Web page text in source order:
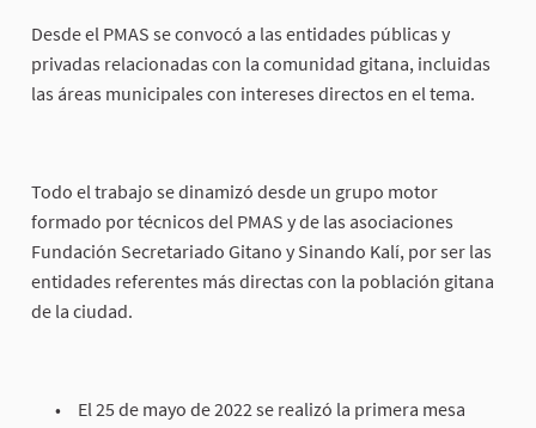
Desde el PMAS se convocó a las entidades públicas y
privadas relacionadas con la comunidad gitana, incluidas
las áreas municipales con intereses directos en el tema.
Todo el trabajo se dinamizó desde un grupo motor
formado por técnicos del PMAS y de las asociaciones
Fundación Secretariado Gitano y Sinando Kalí, por ser las
entidades referentes más directas con la población gitana
de la ciudad.
El 25 de mayo de 2022 se realizó la primera mesa